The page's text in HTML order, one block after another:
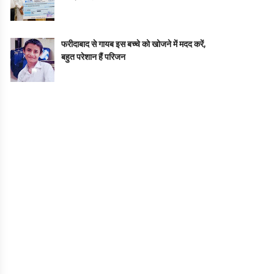
फरीदाबाद से गायब इस बच्चे को खोजने में मदद करें,
बहुत परेशान हैं परिजन